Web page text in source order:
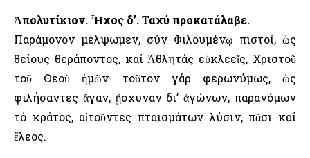
Ἀπολυτίκιον. Ἦχος δ’. Ταχύ προκατάλαβε.
Παράμονον μέλψωμεν, σύν Φιλουμένῳ πιστοί, ὡς
θείους θεράποντος, καί Ἀθλητάς εὐκλεεῖς, Χριστοῦ
τοῦ Θεοῦ ἡμῶν· τοῦτον γάρ φερωνύμως, ὡς
φιλήσαντες ἄγαν, ᾔσχυναν δι’ ἀγώνων, παρανόμων
τό κράτος, αἰτοῦντες πταισμάτων λύσιν, πᾶσι καί
ἔλεος.